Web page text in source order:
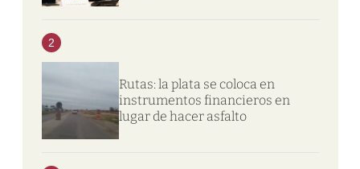
2
Rutas: la plata se coloca en
instrumentos financieros en
lugar de hacer asfalto